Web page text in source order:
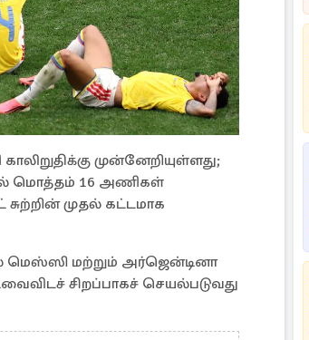
முன்னேறியுள்ளது;
மொத்தம் 16 அணிகள்
சுற்றின் முதல் கட்டமாக
மெஸ்ஸி மற்றும் அர்ஜென்டினா
சிறப்பாகச் செயல்படுவது